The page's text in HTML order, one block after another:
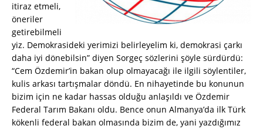
itiraz etmeli,
öneriler
getirebilmeli
yiz. Demokrasideki yerimizi belirleyelim ki, demokrasi çarkı
daha iyi dönebilsin” diyen Sorgeç sözlerini şöyle sürdürdü:
“Cem Özdemir’in bakan olup olmayacağı ile ilgili söylentiler,
kulis arkası tartışmalar döndü. En nihayetinde bu konunun
bizim için ne kadar hassas olduğu anlaşıldı ve Özdemir
Federal Tarım Bakanı oldu. Bence onun Almanya’da ilk Türk
kökenli federal bakan olmasında bizim de, yani yazdığımız